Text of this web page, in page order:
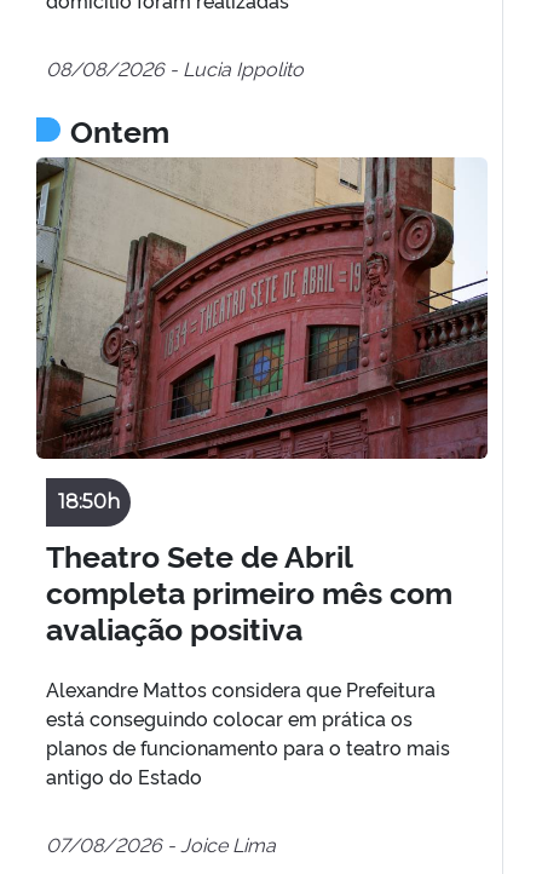
08/08/2026 - Lucia Ippolito
Ontem
18:50h
Theatro Sete de Abril
completa primeiro mês com
avaliação positiva
Alexandre Mattos considera que Prefeitura
está conseguindo colocar em prática os
planos de funcionamento para o teatro mais
antigo do Estado
07/08/2026 - Joice Lima